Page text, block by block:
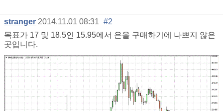
stranger 2014.11.01 08:31 #2
목표가 17 및 18.5인 15.95에서 은을 구매하기에 나쁘지 않은
곳입니다.